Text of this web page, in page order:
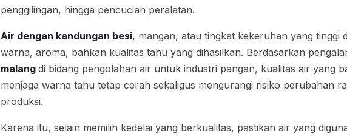
penggilingan, hingga pencucian peralatan.
Air dengan kandungan besi, mangan, atau tingkat kekeruhan yang tinggi
warna, aroma, bahkan kualitas tahu yang dihasilkan. Berdasarkan
malang di bidang pengolahan air untuk industri pangan, kualitas air yang
menjaga warna tahu tetap cerah sekaligus mengurangi risiko perubahan
produksi.
Karena itu, selain memilih kedelai yang berkualitas, pastikan air yang